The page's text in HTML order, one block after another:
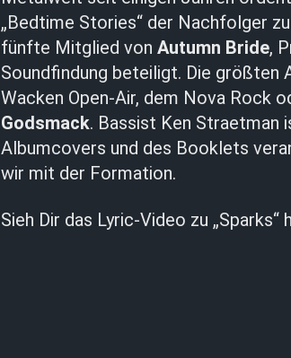
„Bedtime Stories“ der Nachfolger
fünfte Mitglied von Autumn Bride,
Soundfindung beteiligt. Die größten
Wacken Open-Air, dem Nova Rock
Godsmack. Bassist Ken Straetman
Albumcovers und des Booklets
wir mit der Formation.
Sieh Dir das Lyric-Video zu „Sparks“